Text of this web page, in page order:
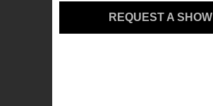
REQUEST A SHOW